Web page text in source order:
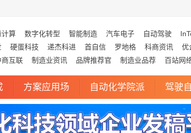
计算 数字化转型 智能制造 汽车电子 自动驾驶
硬蛋科技 递杰科进 首自信 罗地格 科商资讯 优
商互联 制造业资讯 品牌推荐官 制造业品荐 百站网
方案应用场 自动化学院派 驾驶